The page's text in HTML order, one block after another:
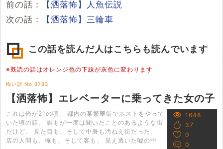
前の話：
【洒落怖】人魚伝説
次の話：
【洒落怖】三輪車
この話を読んだ人はこちらも読んでいます
※既読の話はオレンジ色の下線が灰色に変わります
怖い話 No.9793
【洒落怖】エレベーターに乗ってきた女の子
これは俺が21の頃、 都内の某繁華街でホストをやって
いた頃の話。 誰もが一度は聞いたことのあるような街
だけど、 見た目も、そして中身も汚ねえ街だった。
店の人間も、俺も、そして客も、 見え透いた嘘の中
1648
37
0
0